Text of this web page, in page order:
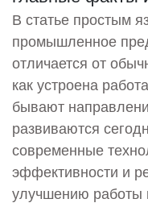
В статье простым
промышленное
отличается от
как устроена
бывают
развиваются
современные
эффективности и
улучшению работы